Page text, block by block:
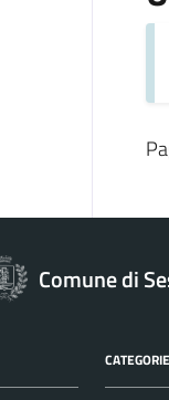
Comune di